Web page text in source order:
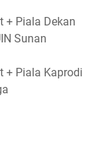
+ Piala Dekan
Sunan
+ Piala Kaprodi